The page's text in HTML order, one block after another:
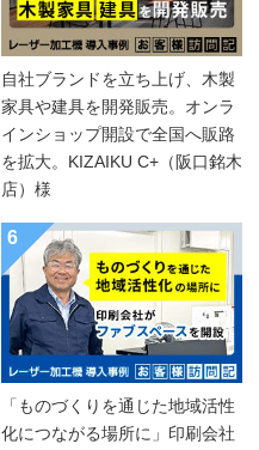
自社ブランドを立ち上げ、木製
家具や建具を開発販売。オンラ
インショップ開設で全国へ販路
を拡大。KIZAIKU C+（阪口銘木
店）様
6
「ものづくりを通じた地域活性
化につながる場所に」印刷会社